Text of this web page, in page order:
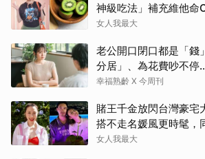
神級吃法」補充維他命
曝從小跟著吃
女人我最大
老公開口閉口都是「錢
分居」、為花費吵不停
自己：還要忍3年？
幸福熟齡 X 今周刊
賭王千金放閃台灣豪宅
搭不走名媛風更時髦，
女人我最大